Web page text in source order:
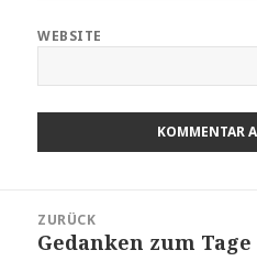
WEBSITE
ZURÜCK
Vorheriger
Gedanken zum Tage